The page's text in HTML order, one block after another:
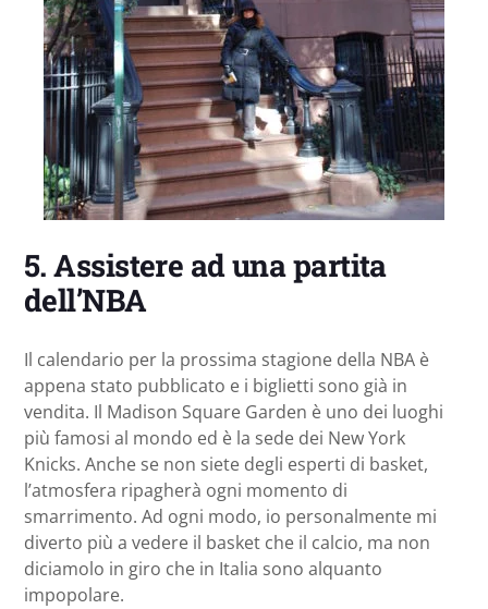
5. Assistere ad una partita
dell’NBA
Il calendario per la prossima stagione della NBA è
appena stato pubblicato e i biglietti sono già in
vendita. Il Madison Square Garden è uno dei luoghi
più famosi al mondo ed è la sede dei New York
Knicks. Anche se non siete degli esperti di basket,
l’atmosfera ripagherà ogni momento di
smarrimento. Ad ogni modo, io personalmente mi
diverto più a vedere il basket che il calcio, ma non
diciamolo in giro che in Italia sono alquanto
impopolare.